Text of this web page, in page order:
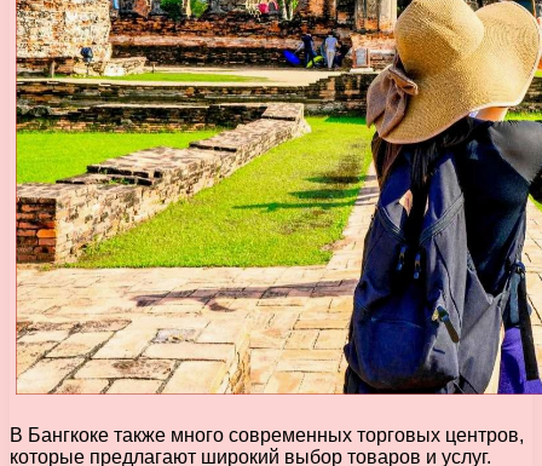
В Бангкоке также много современных торговых центров,
которые предлагают широкий выбор товаров и услуг.